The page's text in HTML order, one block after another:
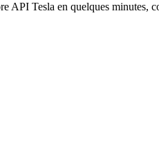
Tesla en quelques minutes,